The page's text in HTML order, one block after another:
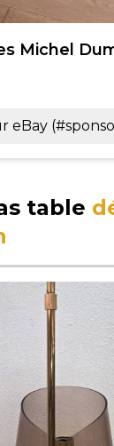
Michel
eBay
table